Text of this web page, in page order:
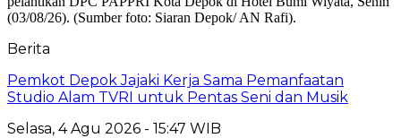
Berita
Pemkot Depok Jajaki Kerja Sama Pemanfaatan
Studio Alam TVRI untuk Pentas Seni dan Musik
Selasa, 4 Agu 2026 - 15:47 WIB